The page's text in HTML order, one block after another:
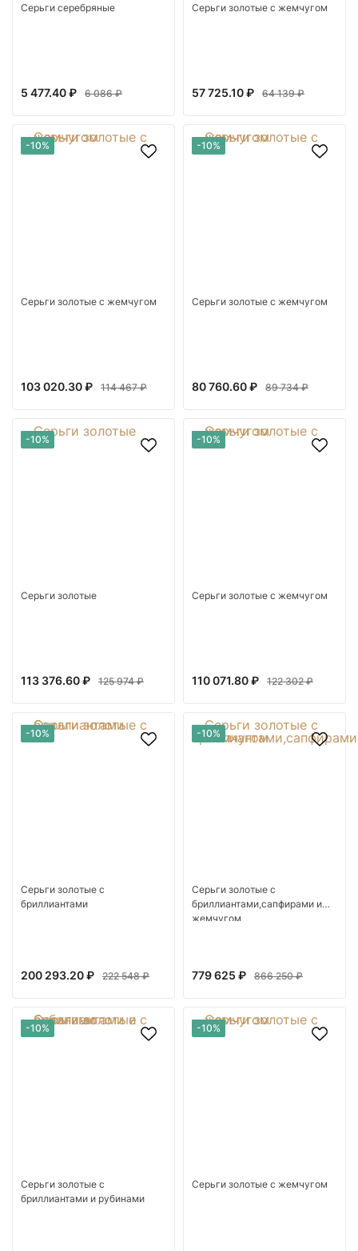
Серьги серебряные
5 477.40 ₽ 6 086 ₽
Серьги золотые с жемчугом
57 725.10 ₽ 64 139 ₽
-10%
Серьги золотые с жемчугом
103 020.30 ₽ 114 467 ₽
-10%
Серьги золотые с жемчугом
80 760.60 ₽ 89 734 ₽
-10%
Серьги золотые
113 376.60 ₽ 125 974 ₽
-10%
Серьги золотые с жемчугом
110 071.80 ₽ 122 302 ₽
-10%
Серьги золотые с
бриллиантами
200 293.20 ₽ 222 548 ₽
-10%
Серьги золотые с
бриллиантами,сапфирами и
жемчугом
779 625 ₽ 866 250 ₽
-10%
Серьги золотые с
бриллиантами и рубинами
-10%
Серьги золотые с жемчугом